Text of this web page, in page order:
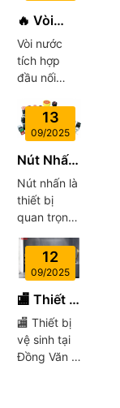
🔥 Vòi
Nước Có
Khớp Nối
Tiện
Giải Pháp
Không
Thể Thiếu
Cho Mọi
Gia Đình
Vòi nước
tích hợp
đầu nối
của SANWA
mang đến
sự tiện lợi
vượt trội với
thiết kế
thông minh
và đa năng.
sản phẩm,
bạn có...
13
09/2025
Nút Nhấn
IDEC –
Thiết Bị
Điều
Hiệu Tin
Cậy Cho
Hệ Thống
Điện
Nút nhấn là
thiết bị
quan trọng
hệ thống tủ
bảng điện
công
nghiệp và
dân dụng,
được sử
dụng để:
12
09/2025
🏬 Thiết Bị
Vệ Sinh
Tại Đồng
Văn – Vật
🏬 Thiết bị
vệ sinh tại
Đồng Văn –